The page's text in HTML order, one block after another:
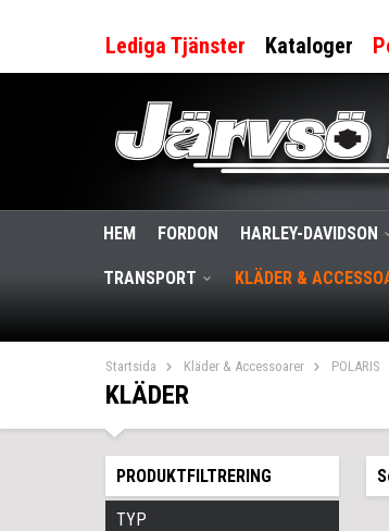
Lediga Tjänster Kataloger
HEM FORDON HARLEY-DAVIDSON
TRANSPORT KLÄDER &
Startsida Kläder & Accessoarer POLARIS
KLÄDER
PRODUKTFILTRERING
TYP